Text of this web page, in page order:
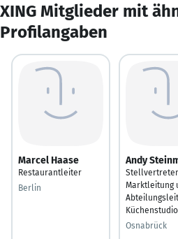
XING Mitglieder mit
Profilangaben
Marcel Haase
Restaurantleiter
Berlin
Andy
Marktleitung
Küchenstudio
Osnabrück